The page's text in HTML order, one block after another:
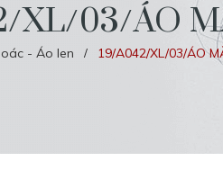
XL/03/ÁO
- Áo len / 19/A042/XL/03/ÁO